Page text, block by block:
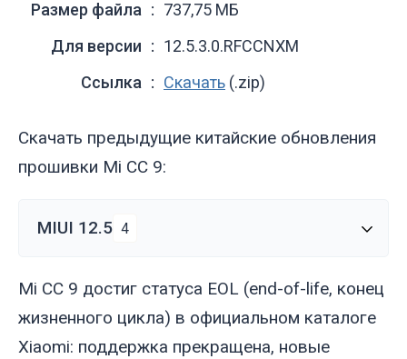
Размер файла
737,75 МБ
Для версии
12.5.3.0.RFCCNXM
Ссылка
Скачать (.zip)
Скачать предыдущие китайские обновления
прошивки Mi CC 9:
MIUI 12.5 4
Mi CC 9 достиг статуса EOL (end-of-life, конец
жизненного цикла) в официальном каталоге
Xiaomi: поддержка прекращена, новые